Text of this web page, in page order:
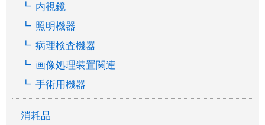
内視鏡
照明機器
病理検査機器
画像処理装置関連
手術用機器
消耗品